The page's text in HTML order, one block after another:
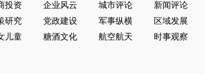
投资 企业风云 城市评论 新闻评论
研究 党政建设 军事纵横 区域发展
儿童 糖酒文化 航空航天 时事观察